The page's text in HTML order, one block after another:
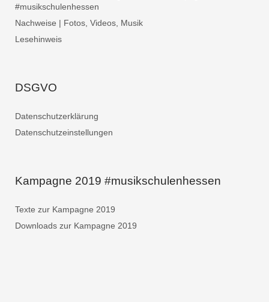
#musikschulenhessen
Nachweise | Fotos, Videos, Musik
Lesehinweis
DSGVO
Datenschutzerklärung
Datenschutzeinstellungen
Kampagne 2019 #musikschulenhessen
Texte zur Kampagne 2019
Downloads zur Kampagne 2019